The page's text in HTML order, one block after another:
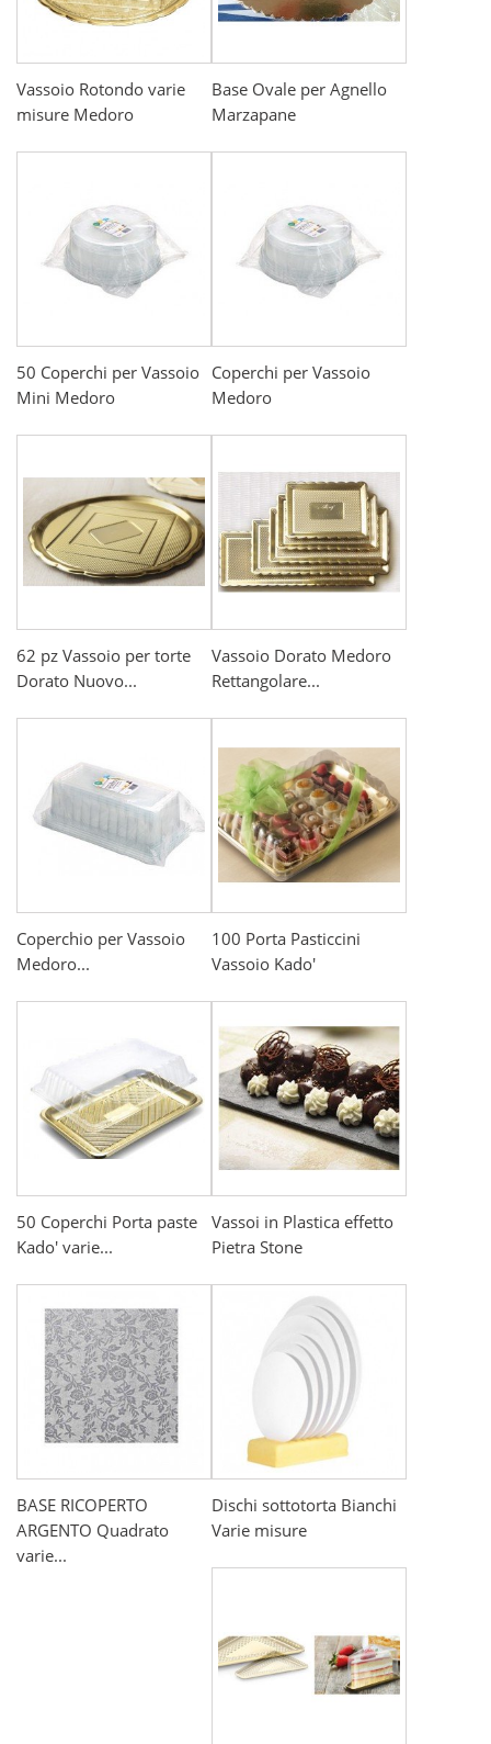
Vassoio Rotondo varie
misure Medoro
Base Ovale per Agnello
Marzapane
50 Coperchi per Vassoio
Mini Medoro
Coperchi per Vassoio
Medoro
62 pz Vassoio per torte
Dorato Nuovo...
Vassoio Dorato Medoro
Rettangolare...
Coperchio per Vassoio
Medoro...
100 Porta Pasticcini
Vassoio Kado'
50 Coperchi Porta paste
Kado' varie...
Vassoi in Plastica effetto
Pietra Stone
BASE RICOPERTO
ARGENTO Quadrato
varie...
Dischi sottotorta Bianchi
Varie misure